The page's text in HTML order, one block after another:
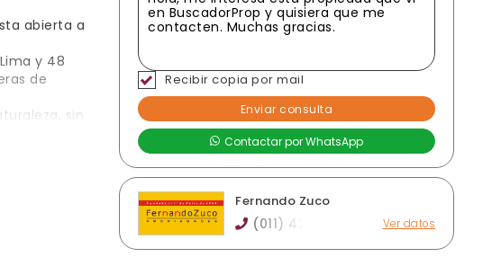
abierta a
y 48
de
sin
Recibir copia por mail
Fernando Zuco
(011) 42 Ver datos
fernandozuco@yahoo.com.ar